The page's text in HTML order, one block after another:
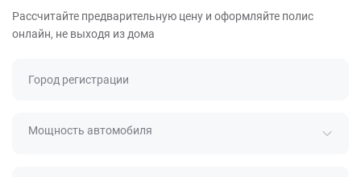
Рассчитайте предварительную цену и оформляйте полис
онлайн, не выходя из дома
Город регистрации
Мощность автомобиля